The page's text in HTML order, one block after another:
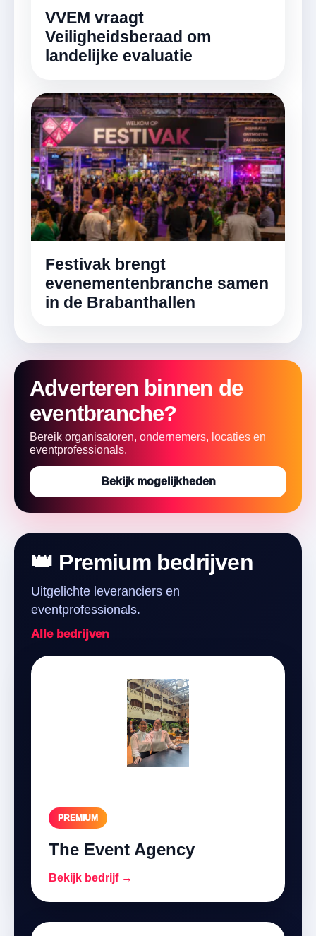
VVEM vraagt
Veiligheidsberaad om
landelijke evaluatie
Festivak brengt
evenementenbranche samen
in de Brabanthallen
Adverteren binnen de
eventbranche?
Bereik organisatoren, ondernemers, locaties en
eventprofessionals.
Bekijk mogelijkheden
👑 Premium bedrijven
Uitgelichte leveranciers en
eventprofessionals.
Alle bedrijven
PREMIUM
The Event Agency
Bekijk bedrijf →